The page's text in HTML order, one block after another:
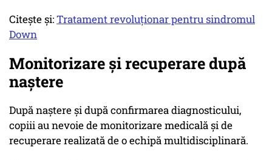
Citește și:Tratament revoluţionar pentru sindromul
Down
Monitorizare şi recuperare după
naştere
După naştere şi după confirmarea diagnosticului,
copiii au nevoie de monitorizare medicală şi de
recuperare realizată de o echipă multidisciplinară.